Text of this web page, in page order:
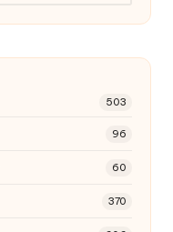
503
96
60
370